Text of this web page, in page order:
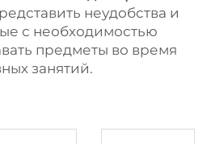
неудобства и
с необходимостью
предметы во время
занятий.